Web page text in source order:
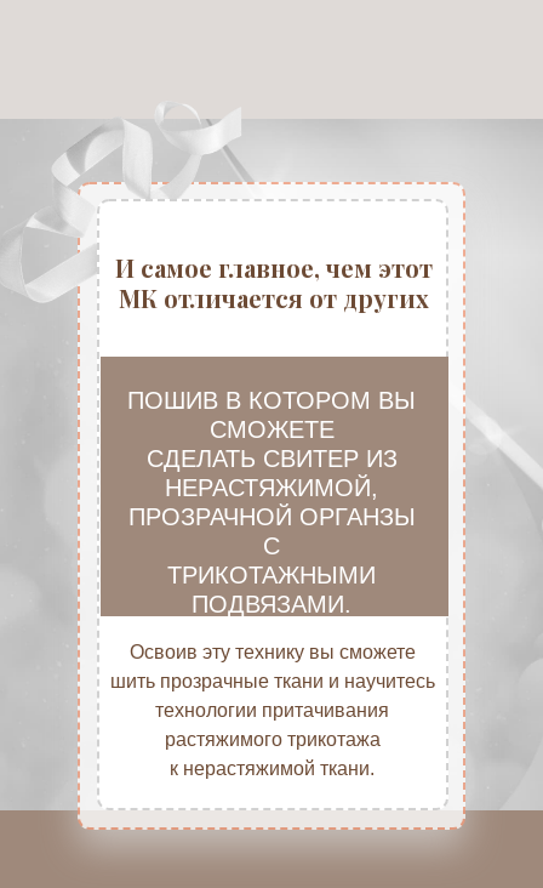
И самое главное, чем этот
МК отличается от других
ПОШИВ В КОТОРОМ ВЫ
СМОЖЕТЕ
СДЕЛАТЬ СВИТЕР ИЗ
НЕРАСТЯЖИМОЙ,
ПРОЗРАЧНОЙ ОРГАНЗЫ
С
ТРИКОТАЖНЫМИ
ПОДВЯЗАМИ.
Освоив эту технику вы сможете
шить прозрачные ткани и научитесь
технологии притачивания
растяжимого трикотажа
к нерастяжимой ткани.